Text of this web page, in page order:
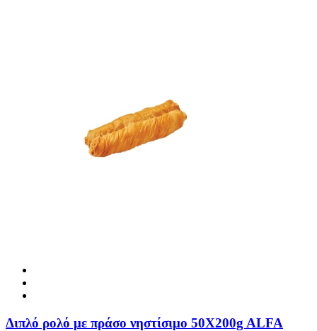
Διπλό ρολό με πράσο νηστίσιμο 50X200g ALFA